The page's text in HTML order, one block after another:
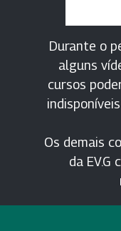
Durante o
alguns
cursos
Os demais
da EV.G